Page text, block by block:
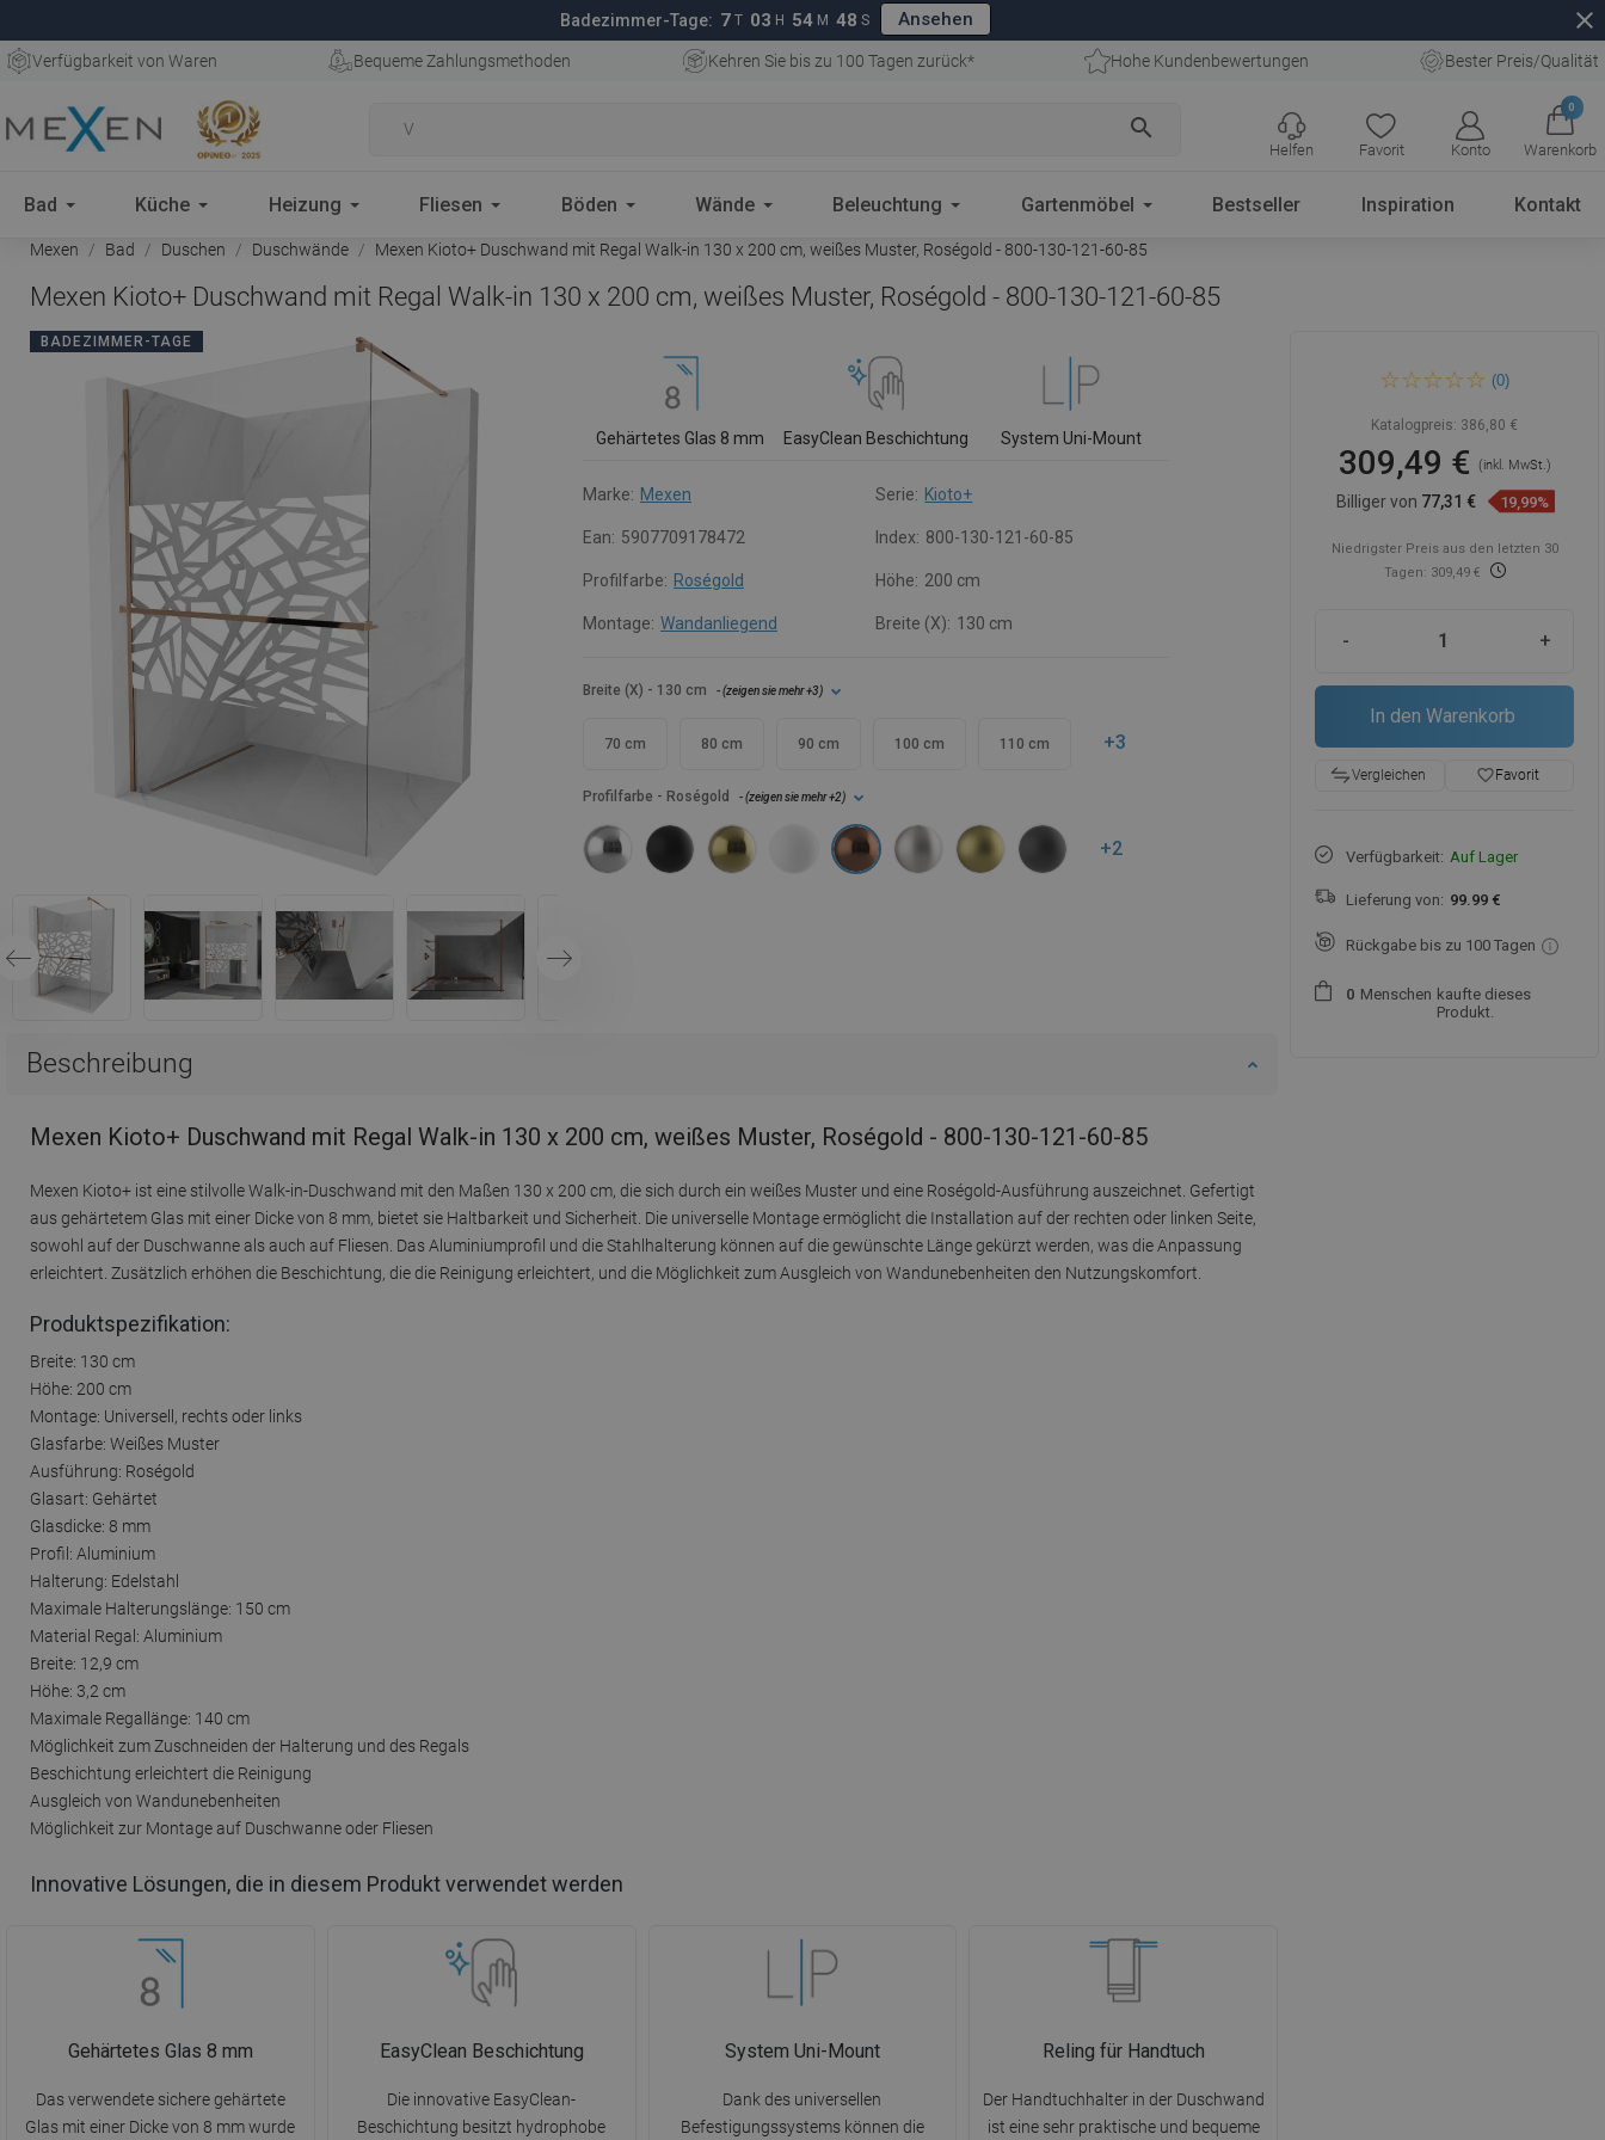
Badezimmer-Tage: 7 T 03 H 54 M 47 S Ansehen close
Verfügbarkeit von Waren Bequeme Zahlungsmethoden Kehren Sie bis zu 100 Tagen zurück* Hohe Kundenbewertungen Bester Preis/Qualität
search
Favorit Konto
0
Warenkorb
Helfen
Bad Küche Heizung Fliesen Böden Wände Beleuchtung Gartenmöbel Bestseller Inspiration Kontakt
Mexen Bad Duschen Duschwände Mexen Kioto+ Duschwand mit Regal Walk-in 130 x 200 cm, weißes Muster, Roségold - 800-130-121-60-85
Mexen Kioto+ Duschwand mit Regal Walk-in 130 x 200 cm, weißes Muster, Roségold - 800-130-121-60-85
BADEZIMMER-TAGE
Gehärtetes Glas 8 mm EasyClean Beschichtung System Uni-Mount
Marke: Mexen Serie: Kioto+
Ean: 5907709178472 Index: 800-130-121-60-85
Profilfarbe: Roségold Höhe: 200 cm
Montage: Wandanliegend Breite (X): 130 cm
Profilfarbe - Roségold - (zeigen sie mehr+2)
+2
Breite (X) - 130 cm - (zeigen sie mehr+3)
70 cm 80 cm 90 cm 100 cm 110 cm +3
Beschreibung
Mexen Kioto+ Duschwand mit Regal Walk-in 130 x 200 cm, weißes Muster, Roségold - 800-130-121-60-85
Mexen Kioto+ ist eine stilvolle Walk-in-Duschwand mit den Maßen 130 x 200 cm, die sich durch ein weißes Muster und eine Roségold-Ausführung auszeichnet. Gefertigt
aus gehärtetem Glas mit einer Dicke von 8 mm, bietet sie Haltbarkeit und Sicherheit. Die universelle Montage ermöglicht die Installation auf der rechten oder linken Seite,
sowohl auf der Duschwanne als auch auf Fliesen. Das Aluminiumprofil und die Stahlhalterung können auf die gewünschte Länge gekürzt werden, was die Anpassung
erleichtert. Zusätzlich erhöhen die Beschichtung, die die Reinigung erleichtert, und die Möglichkeit zum Ausgleich von Wandunebenheiten den Nutzungskomfort.
Produktspezifikation:
Breite: 130 cm
Höhe: 200 cm
Montage: Universell, rechts oder links
Glasfarbe: Weißes Muster
Ausführung: Roségold
Glasart: Gehärtet
Glasdicke: 8 mm
Profil: Aluminium
Halterung: Edelstahl
Maximale Halterungslänge: 150 cm
Material Regal: Aluminium
Breite: 12,9 cm
Höhe: 3,2 cm
Maximale Regallänge: 140 cm
Möglichkeit zum Zuschneiden der Halterung und des Regals
Beschichtung erleichtert die Reinigung
Ausgleich von Wandunebenheiten
Möglichkeit zur Montage auf Duschwanne oder Fliesen
Innovative Lösungen, die in diesem Produkt verwendet werden
Gehärtetes Glas 8 mm
Das verwendete sichere gehärtete
Glas mit einer Dicke von 8 mm wurde
EasyClean Beschichtung
Die innovative EasyClean-
Beschichtung besitzt hydrophobe
System Uni-Mount
Dank des universellen
Befestigungssystems können die
Reling für Handtuch
Der Handtuchhalter in der Duschwand
ist eine sehr praktische und bequeme
mit Regal Walk-in 130 x 200
- 800-130-121-60-85
(0)
Katalogpreis: 386,80 €
309,49 € (inkl. MwSt.)
Billiger von 77,31 € 19,99%
Niedrigster Preis aus den letzten 30
Tagen: 309,49 €
- +
In den Warenkorb
Vergleichen favorite_borderFavorit
Verfügbarkeit: Auf Lager
Lieferung von: 99.99 €
Rückgabe bis zu 100 Tagen
0 Menschen kaufte dieses
Produkt.